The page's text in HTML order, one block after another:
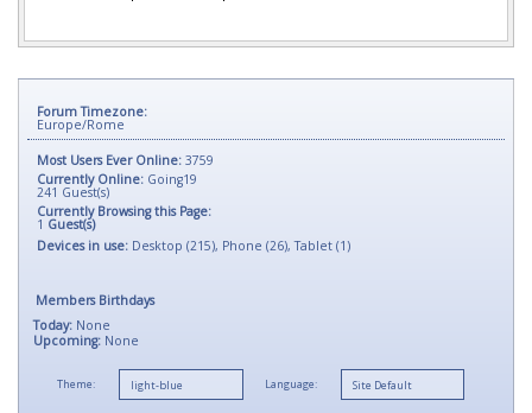
Forum Timezone:
Europe/Rome
Most Users Ever Online: 3759
Currently Online: Going19
241 Guest(s)
Currently Browsing this Page:
1 Guest(s)
Devices in use: Desktop (215), Phone (26), Tablet (1)
Members Birthdays
Today: None
Upcoming: None
Theme: Language: